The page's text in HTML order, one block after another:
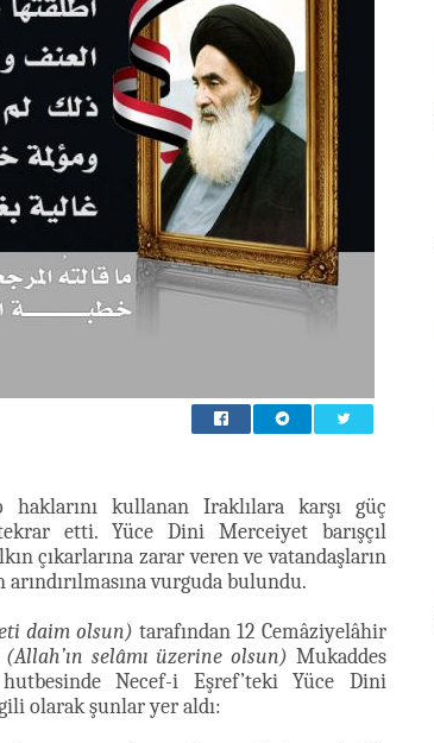
kullanan Iraklılara karşı güç
etti. Yüce Dini Merceiyet barışçıl
çıkarlarına zarar veren ve vatandaşların
vurguda bulundu.
daim olsun) tarafından 12 Cemâziyelâhir
(Allah’ın selâmı üzerine olsun) Mukaddes
hutbesinde Necef-i Eşref’teki Yüce Dini
olarak şunlar yer aldı: